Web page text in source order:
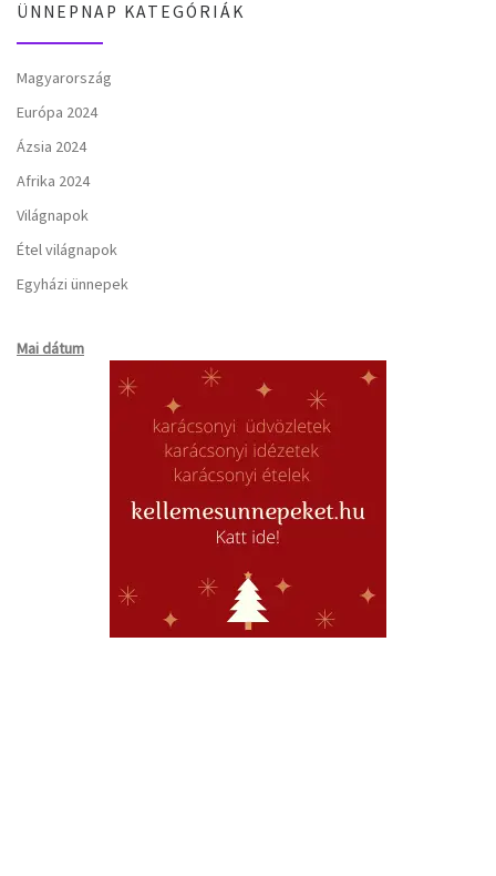
ÜNNEPNAP KATEGÓRIÁK
Magyarország
Európa 2024
Ázsia 2024
Afrika 2024
Világnapok
Étel világnapok
Egyházi ünnepek
Mai dátum